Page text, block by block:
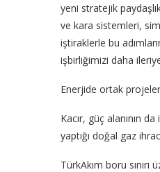
yeni stratejik
ve kara sistemleri,
iştiraklerle bu
işbirliğimizi daha
Enerjide ortak
Kacır, güç alanının
yaptığı doğal gaz
TürkAkım boru